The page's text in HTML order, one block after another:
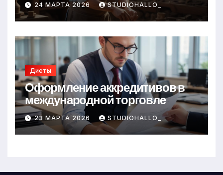
24 МАРТА 2026 STUDIOHALLO_
Диеты
Оформление аккредитивов в
международной торговле
23 МАРТА 2026 STUDIOHALLO_